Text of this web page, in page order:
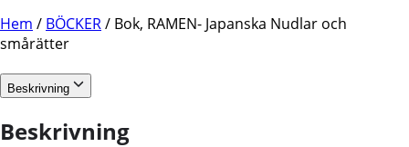
Hem / BÖCKER/ Bok, RAMEN- Japanska Nudlar och
smårätter
Beskrivning
Beskrivning